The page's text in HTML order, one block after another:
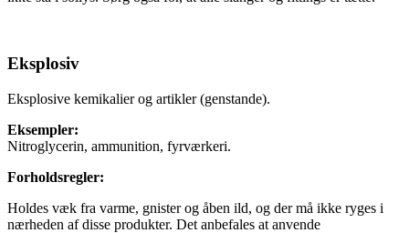
Eksplosiv
Eksplosive kemikalier og artikler (genstande).
Eksempler:
Nitroglycerin, ammunition, fyrværkeri.
Forholdsregler:
Holdes væk fra varme, gnister og åben ild, og der må ikke ryges i
nærheden af disse produkter. Det anbefales at anvende